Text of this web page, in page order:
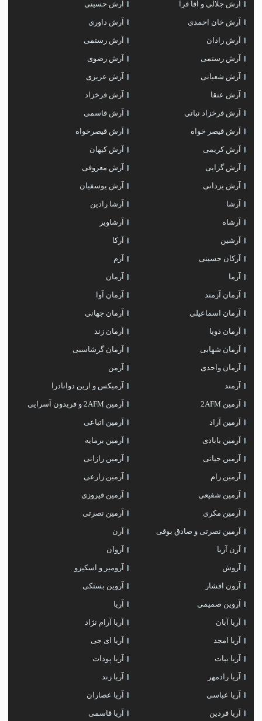
آرش جلالی و آقا فرا آرش حسینی
آرش خان احمدی آرش داوری
آرش رادان آرش رستمى
آرش رستمی آرش رضوی
آرش شعبانی آرش عزیزی
آرش عنقا آرش فرخزاد
آرش فرخزاد نباتی آرش قاسمی
آرش قیصر خواه آرش قیصرخواه
آرش کریمی آرش کیهان
آرش گرایی آرش معروفی
آرش یزدانی آرش یوسفیان
آرشا آرشا رادین
آرشاه آرشاویر
آرشین آرکا
آرکان حسینی آرم
آرما آرمان
آرمان آزمند آرمان آوا
آرمان اسماعیلی آرمان جهانی
آرمان ذویا آرمان زند
آرمان شهابی آرمان گرشاسبی
آرمان واحدی آرمن
آرمند آرمیکس و ارین دوانادرا
آرمین 2AFM آرمین 2AFM و فریدون آسرایی
آرمین آراد آرمین اتباعی
آرمین بابادی آرمین برمایه
آرمین حیاتی آرمین رازانی
آرمین رام آرمین زارعی
آرمین شفیعی آرمین فیروزی
آرمین مکری آرمین نصرتی
آرمین نصرتی و صادق بوقی آرن
آرن آریا آروان
آروش آرومیر و اسکیزو
آرون افشار آروین بستکی
آروین صمیمی آریا
آریا آبان آریا آرام نژاد
آریا امجد آریا ای جی
آریا بیات آریا پودات
آریا رادمهر آریا زند
آریا عباسی آریا عصاران
آریا فردین آریا قاسمی